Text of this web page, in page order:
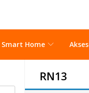
Smart Home
RN13